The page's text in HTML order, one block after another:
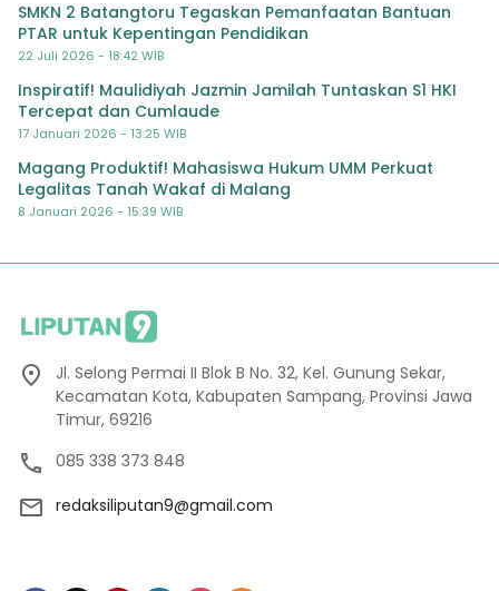
SMKN 2 Batangtoru Tegaskan Pemanfaatan Bantuan
PTAR untuk Kepentingan Pendidikan
22 Juli 2026 - 18:42 WIB
Inspiratif! Maulidiyah Jazmin Jamilah Tuntaskan S1 HKI
Tercepat dan Cumlaude
17 Januari 2026 - 13:25 WIB
Magang Produktif! Mahasiswa Hukum UMM Perkuat
Legalitas Tanah Wakaf di Malang
8 Januari 2026 - 15:39 WIB
Jl. Selong Permai II Blok B No. 32, Kel. Gunung Sekar,
Kecamatan Kota, Kabupaten Sampang, Provinsi Jawa
Timur, 69216
085 338 373 848
redaksiliputan9@gmail.com